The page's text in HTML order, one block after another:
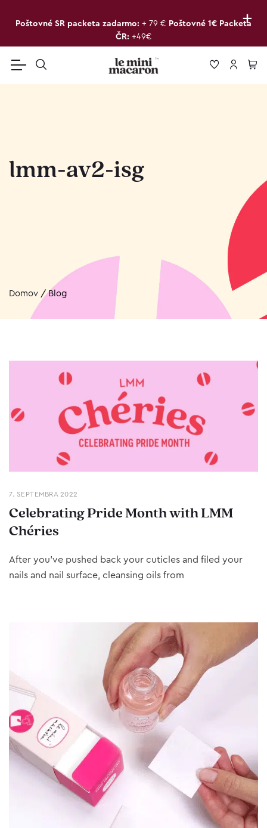
+
Poštovné SR packeta zadarmo: + 79 € Poštovné 1€ Packeta
ČR: +49€
lmm-av2-isg
Domov /Blog
7. SEPTEMBRA 2022
Celebrating Pride Month with LMM
Chéries
After you’ve pushed back your cuticles and filed your
nails and nail surface, cleansing oils from